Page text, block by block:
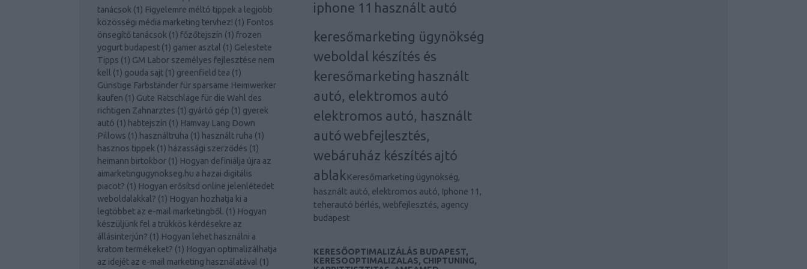
tanácsok (1) Figyelemre méltó tippek a legjobb
közösségi média marketing tervhez! (1) Fontos
önsegítő tanácsok (1) főzőtejszín (1) frozen
yogurt budapest (1) gamer asztal (1) Gelestete
Tipps (1) GM Labor személyes fejlesztése nem
kell (1) gouda sajt (1) greenfield tea (1)
Günstige Farbständer für sparsame Heimwerker
kaufen (1) Gute Ratschläge für die Wahl des
richtigen Zahnarztes (1) gyártó gép (1) gyerek
autó (1) habtejszín (1) Hamvay Lang Down
Pillows (1) használtruha (1) használt ruha (1)
hasznos tippek (1) házassági szerződés (1)
heimann birtokbor (1) Hogyan definiálja újra az
aimarketingugynokseg.hu a hazai digitális
piacot? (1) Hogyan erősítsd online jelenlétedet
weboldalakkal? (1) Hogyan hozhatja ki a
legtöbbet az e-mail marketingből. (1) Hogyan
készüljünk fel a trükkös kérdésekre az
állásinterjún? (1) Hogyan lehet használni a
kratom termékeket? (1) Hogyan optimalizálhatja
az idejét az e-mail marketing használatával (1)
iphone 11 használt autó
keresőmarketing ügynökség
weboldal készítés és
keresőmarketing használt
autó, elektromos autó
elektromos autó, használt
autó webfejlesztés,
webáruház készítés ajtó
ablakKeresőmarketing ügynökség,
használt autó, elektromos autó, Iphone 11,
teherautó bérlés, webfejlesztés, agency
budapest
KERESŐOPTIMALIZÁLÁS BUDAPEST,
KERESOOPTIMALIZALAS, CHIPTUNING,